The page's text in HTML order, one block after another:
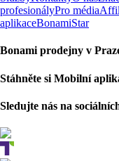
profesionályPro média
aplikaceBonamiStar
Bonami prodejny v
Stáhněte si Mobilní
Sledujte nás na